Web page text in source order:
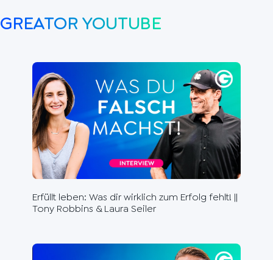
GREATOR YOUTUBE
Erfüllt leben: Was dir wirklich zum Erfolg fehlt! ||
Tony Robbins & Laura Seiler